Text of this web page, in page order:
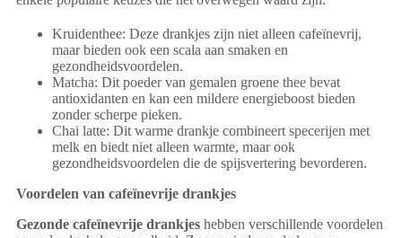
Kruidenthee: Deze drankjes zijn niet alleen cafeïnevrij,
maar bieden ook een scala aan smaken en
gezondheidsvoordelen.
Matcha: Dit poeder van gemalen groene thee bevat
antioxidanten en kan een mildere energieboost bieden
zonder scherpe pieken.
Chai latte: Dit warme drankje combineert specerijen met
melk en biedt niet alleen warmte, maar ook
gezondheidsvoordelen die de spijsvertering bevorderen.
Voordelen van cafeïnevrije drankjes
Gezonde cafeïnevrije drankjes hebben verschillende voordelen